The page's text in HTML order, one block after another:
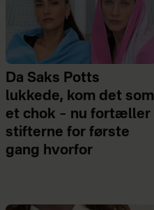
Da Saks Potts
lukkede, kom det som
et chok – nu fortæller
stifterne for første
gang hvorfor